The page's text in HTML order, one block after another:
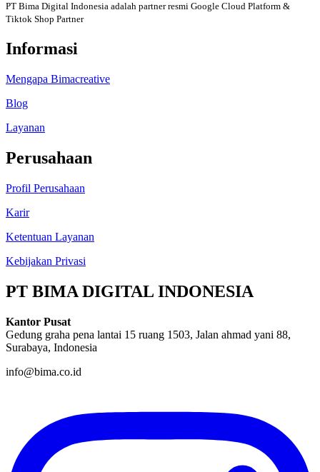
PT Bima Digital Indonesia adalah partner resmi Google Cloud Platform &
Tiktok Shop Partner
Informasi
Mengapa Bimacreative
Blog
Layanan
Perusahaan
Profil Perusahaan
Karir
Ketentuan Layanan
Kebijakan Privasi
PT BIMA DIGITAL INDONESIA
Kantor Pusat
Gedung graha pena lantai 15 ruang 1503, Jalan ahmad yani 88,
Surabaya, Indonesia
info@bima.co.id